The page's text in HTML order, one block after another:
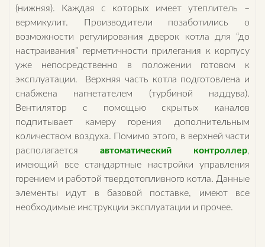
(нижняя). Каждая с которых имеет утеплитель –
вермикулит. Производители позаботились о
возможности регулирования дверок котла для “до
настраивания” герметичности прилегания к корпусу
уже непосредственно в положении готовом к
эксплуатации. Верхняя часть котла подготовлена и
снабжена нагнетателем (турбиной наддува).
Вентилятор с помощью скрытых каналов
подпитывает камеру горения дополнительным
количеством воздуха. Помимо этого, в верхней части
располагается автоматический контроллер,
имеющий все стандартные настройки управления
горением и работой твердотопливного котла. Данные
элементы идут в базовой поставке, имеют все
необходимые инструкции эксплуатации и прочее.